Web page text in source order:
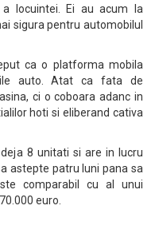
locuintei. Ei au acum la
sigura pentru automobilul
ca o platforma mobila
auto. Atat ca fata de
ci o coboara adanc in
hoti si eliberand cativa
8 unitati si are in lucru
astepte patru luni pana sa
comparabil cu al unui
euro.